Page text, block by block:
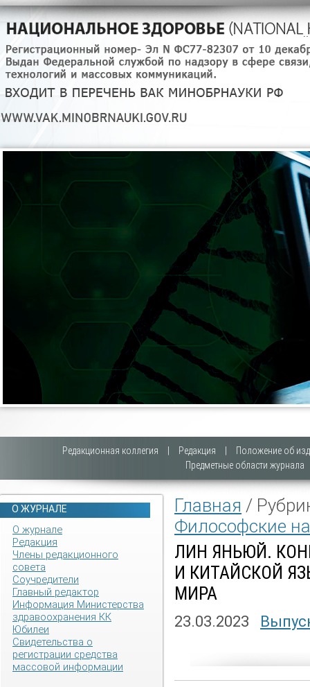
Редакционная коллегия Редакция
Положение об
Предметные области журнала
О ЖУРНАЛЕ
О журнале
Редакция
Члены редакционного
совета
Соучредители
Главный редактор
Информация Министерства
здравоохранения КК
Юбилеи
Свидетельства о
регистрации средства
массовой информации
Главная /
Философские
ЛИН ЯНЬЮЙ.
И КИТАЙСКОЙ
МИРА
23.03.2023